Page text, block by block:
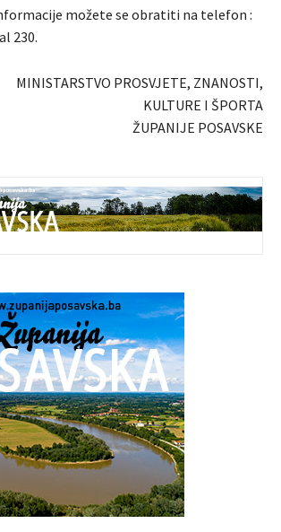
možete se obratiti na telefon :
230.
MINISTARSTVO PROSVJETE, ZNANOSTI,
KULTURE I ŠPORTA
ŽUPANIJE POSAVSKE